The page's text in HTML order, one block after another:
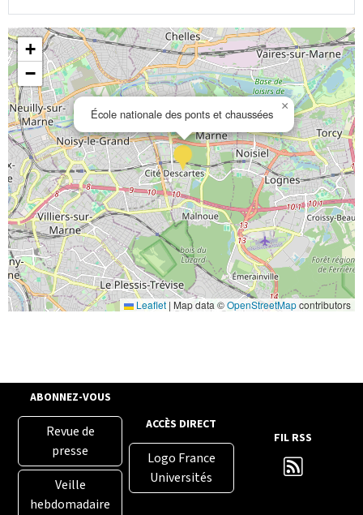
École nationale des ponts et chaussées
×
+
−
Leaflet | Map data ©OpenStreetMapcontributors
ABONNEZ-VOUS
Revue de
presse
Veille
hebdomadaire
ACCÈS DIRECT
Logo France
Universités
FIL RSS